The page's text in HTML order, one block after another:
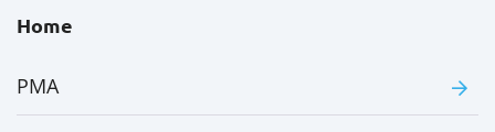
Home
PMA